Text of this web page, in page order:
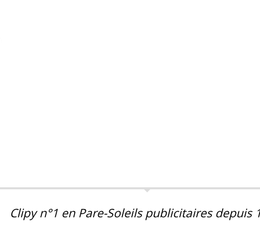
Clipy n°1 en Pare-Soleils publicitaires depuis